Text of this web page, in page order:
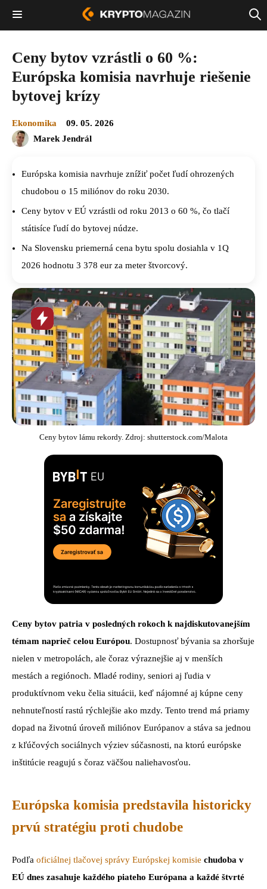
Ceny bytov vzrástli o 60 %:
Európska komisia navrhuje riešenie
bytovej krízy
Ekonomika
09. 05. 2026
Marek Jendrál
Európska komisia navrhuje znížiť počet ľudí ohrozených
chudobou o 15 miliónov do roku 2030.
Ceny bytov v EÚ vzrástli od roku 2013 o 60 %, čo tlačí
státisíce ľudí do bytovej núdze.
Na Slovensku priemerná cena bytu spolu dosiahla v 1Q
2026 hodnotu 3 378 eur za meter štvorcový.
Horúca
novinka
Ceny bytov lámu rekordy. Zdroj: shutterstock.com/Malota
Ceny bytov patria v posledných rokoch k najdiskutovanejším
témam naprieč celou Európou. Dostupnosť bývania sa zhoršuje
nielen v metropolách, ale čoraz výraznejšie aj v menších
mestách a regiónoch. Mladé rodiny, seniori aj ľudia v
produktívnom veku čelia situácii, keď nájomné aj kúpne ceny
nehnuteľností rastú rýchlejšie ako mzdy. Tento trend má priamy
dopad na životnú úroveň miliónov Európanov a stáva sa jednou
z kľúčových sociálnych výziev súčasnosti, na ktorú európske
inštitúcie reagujú s čoraz väčšou naliehavosťou.
Európska komisia predstavila historicky
prvú stratégiu proti chudobe
Podľa oficiálnej tlačovej správy Európskej komisie chudoba v
EÚ dnes zasahuje každého piateho Európana a každé štvrté